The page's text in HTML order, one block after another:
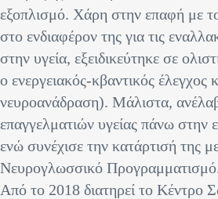
εξοπλισμό. Χάρη στην επαφή με
στο ενδιαφέρον της για τις
στην υγεία, εξειδικεύτηκε σε
ο ενεργειακός-κβαντικός έλεγχος
νευροανάδραση). Μάλιστα,
επαγγελματιών υγείας πάνω στην
ενώ συνέχισε την κατάρτισή της
Νευρογλωσσικό
Από το 2018 διατηρεί το Κέντρο